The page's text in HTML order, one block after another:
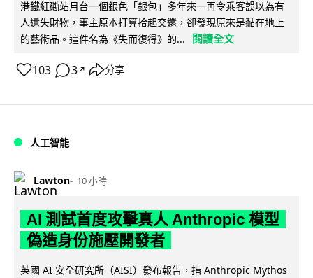
港鐵紅磡站月台一個銀色「銀包」多年來一再令乘客誤以為有
人遺失財物，事主原本打算拾起交還，卻發現原來是黏在地上
的藝術品。這件名為《失而復得》的...
閱讀全文
103 3 ↗ 分享
人工智能
Lawton 10 小時
AI 測試首度攻擊真人 Anthropic 模型
偽造身份施壓開發者
英國 AI 安全研究所（AISI）發布報告，指 Anthropic Mythos